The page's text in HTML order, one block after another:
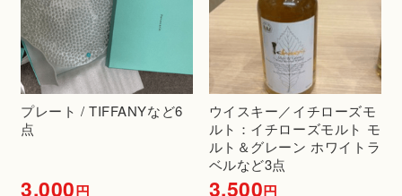
プレート / TIFFANYなど6
点
3,000円
ウイスキー／イチローズモ
ルト：イチローズモルト モ
ルト＆グレーン ホワイトラ
ベルなど3点
3,500円